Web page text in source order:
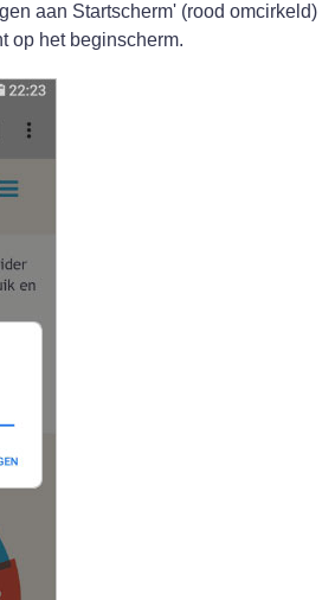
aan Startscherm' (rood omcirkeld)
op het beginscherm.